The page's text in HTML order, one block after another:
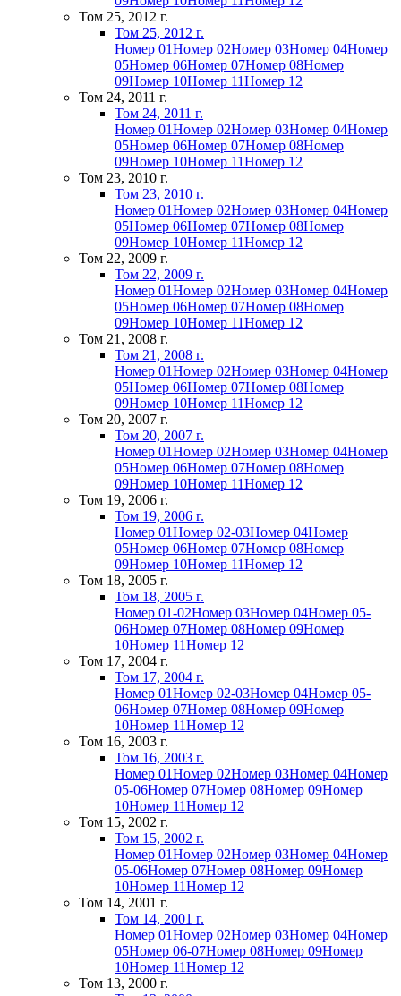
Том 25, 2012 г.
Том 25, 2012 г.
Номер 01Номер 02Номер 03Номер 04Номер
05Номер 06Номер 07Номер 08Номер
09Номер 10Номер 11Номер 12
Том 24, 2011 г.
Том 24, 2011 г.
Номер 01Номер 02Номер 03Номер 04Номер
05Номер 06Номер 07Номер 08Номер
09Номер 10Номер 11Номер 12
Том 23, 2010 г.
Том 23, 2010 г.
Номер 01Номер 02Номер 03Номер 04Номер
05Номер 06Номер 07Номер 08Номер
09Номер 10Номер 11Номер 12
Том 22, 2009 г.
Том 22, 2009 г.
Номер 01Номер 02Номер 03Номер 04Номер
05Номер 06Номер 07Номер 08Номер
09Номер 10Номер 11Номер 12
Том 21, 2008 г.
Том 21, 2008 г.
Номер 01Номер 02Номер 03Номер 04Номер
05Номер 06Номер 07Номер 08Номер
09Номер 10Номер 11Номер 12
Том 20, 2007 г.
Том 20, 2007 г.
Номер 01Номер 02Номер 03Номер 04Номер
05Номер 06Номер 07Номер 08Номер
09Номер 10Номер 11Номер 12
Том 19, 2006 г.
Том 19, 2006 г.
Номер 01Номер 02-03Номер 04Номер
05Номер 06Номер 07Номер 08Номер
09Номер 10Номер 11Номер 12
Том 18, 2005 г.
Том 18, 2005 г.
Номер 01-02Номер 03Номер 04Номер 05-
06Номер 07Номер 08Номер 09Номер
10Номер 11Номер 12
Том 17, 2004 г.
Том 17, 2004 г.
Номер 01Номер 02-03Номер 04Номер 05-
06Номер 07Номер 08Номер 09Номер
10Номер 11Номер 12
Том 16, 2003 г.
Том 16, 2003 г.
Номер 01Номер 02Номер 03Номер 04Номер
05-06Номер 07Номер 08Номер 09Номер
10Номер 11Номер 12
Том 15, 2002 г.
Том 15, 2002 г.
Номер 01Номер 02Номер 03Номер 04Номер
05-06Номер 07Номер 08Номер 09Номер
10Номер 11Номер 12
Том 14, 2001 г.
Том 14, 2001 г.
Номер 01Номер 02Номер 03Номер 04Номер
05Номер 06-07Номер 08Номер 09Номер
10Номер 11Номер 12
Том 13, 2000 г.